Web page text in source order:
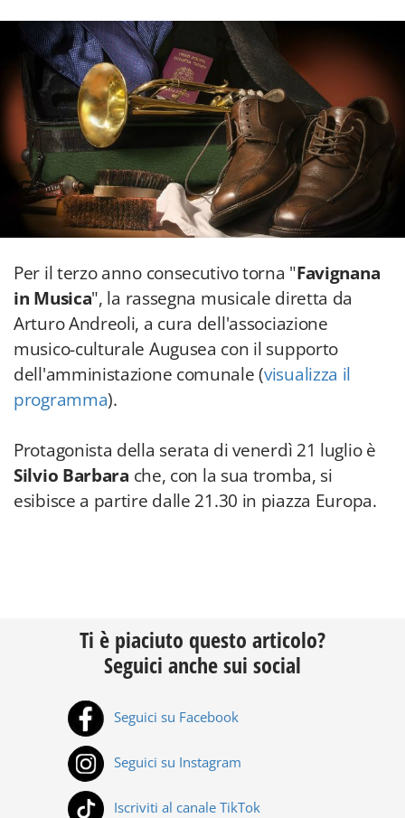
Per il terzo anno consecutivo torna "Favignana
in Musica", la rassegna musicale diretta da
Arturo Andreoli, a cura dell'associazione
musico-culturale Augusea con il supporto
dell'amministazione comunale (visualizza il
programma).
Protagonista della serata di venerdì 21 luglio è
Silvio Barbara che, con la sua tromba, si
esibisce a partire dalle 21.30 in piazza Europa.
Ti è piaciuto questo articolo?
Seguici anche sui social
Seguici su Facebook
Seguici su Instagram
Iscriviti al canale TikTok